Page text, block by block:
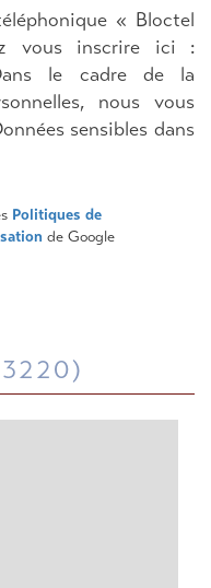
« Bloctel
vous inscrire ici :
le cadre de la
nous vous
sensibles dans
Politiques de
de Google